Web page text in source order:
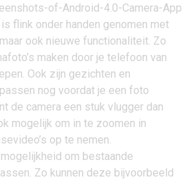
flink onder handen genomen met
ook nieuwe functionaliteit. Zo
maken door je telefoon van
Ook zijn gezichten en
nog voordat je een foto
de camera een stuk vlugger dan
mogelijk om in te zoomen in
op te nemen.
om bestaande
Zo kunnen deze bijvoorbeeld